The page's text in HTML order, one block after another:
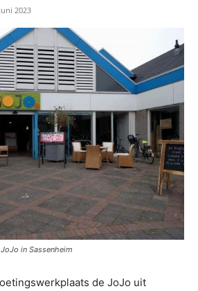
2023
in Sassenheim
de JoJo uit